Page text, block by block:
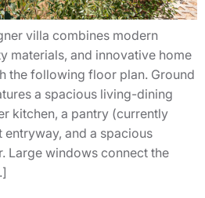
villa combines modern
materials, and innovative home
the following floor plan. Ground
a spacious living-dining
kitchen, a pantry (currently
entryway, and a spacious
Large windows connect the